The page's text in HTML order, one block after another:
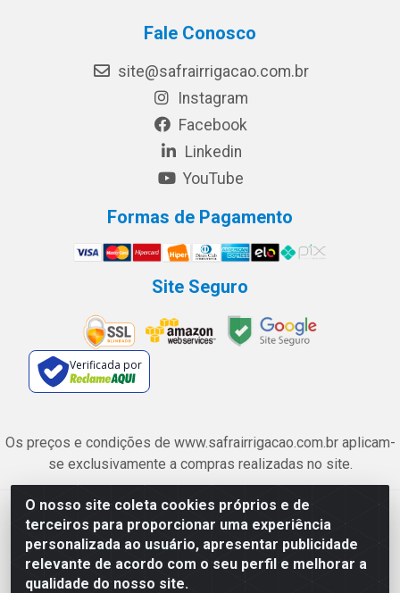
O nosso site coleta cookies próprios e de
terceiros para proporcionar uma experiência
personalizada ao usuário, apresentar publicidade
relevante de acordo com o seu perfil e melhorar a
qualidade do nosso site.
Fale Conosco
site@safrairrigacao.com.br
Instagram
Facebook
Linkedin
YouTube
Formas de Pagamento
Site Seguro
Verificada por
Os preços e condições de www.safrairrigacao.com.br aplicam-
se exclusivamente a compras realizadas no site.
Safra Agrícola e Pecuária LTDA - Avenida Castelo Branco, 5330 -
Esplanada dos Anicuns, Goiânia/GO - CEP 74.433-205 - CNPJ
06.315.490/0001-00